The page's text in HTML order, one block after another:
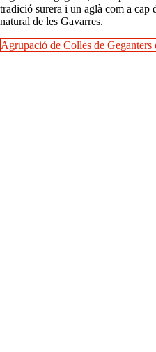
tradició surera i un aglà com a cap
natural de les Gavarres.
Agrupació de Colles de Geganters